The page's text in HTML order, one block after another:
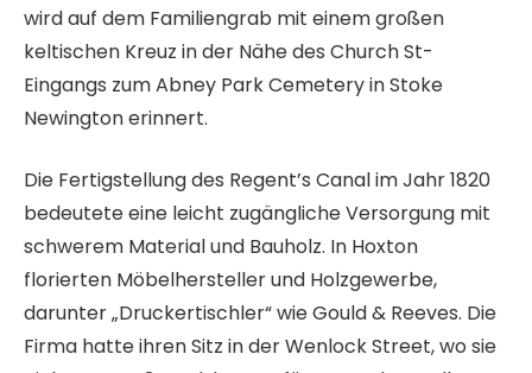
wird auf dem Familiengrab mit einem großen
keltischen Kreuz in der Nähe des Church St-
Eingangs zum Abney Park Cemetery in Stoke
Newington erinnert.
Die Fertigstellung des Regent’s Canal im Jahr 1820
bedeutete eine leicht zugängliche Versorgung mit
schwerem Material und Bauholz. In Hoxton
florierten Möbelhersteller und Holzgewerbe,
darunter „Druckertischler“ wie Gould & Reeves. Die
Firma hatte ihren Sitz in der Wenlock Street, wo sie